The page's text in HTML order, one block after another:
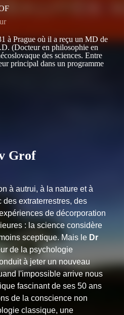
à Prague où il a reçu un MD de
(Docteur en philosophie en
des sciences. Entre
principal dans un programme
de recherche
d’années, le psychiatre
sur le potentiel de
Grof
à autrui, à la nature et à
des extraterrestres, des
de décorporation
: la science considère
sceptique. Mais le Dr
de la psychologie
à jeter un nouveau
l'impossible arrivenous
fascinant de ses 50 ans
de la conscience non
classique, une